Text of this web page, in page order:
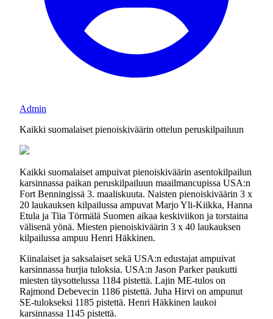
Admin
Kaikki suomalaiset pienoiskiväärin ottelun peruskilpailuun
Kaikki suomalaiset ampuivat pienoiskiväärin asentokilpailun
karsinnassa paikan peruskilpailuun maailmancupissa USA:n
Fort Benningissä 3. maaliskuuta. Naisten pienoiskiväärin 3 x
20 laukauksen kilpailussa ampuvat Marjo Yli-Kiikka, Hanna
Etula ja Tiia Törmälä Suomen aikaa keskiviikon ja torstaina
välisenä yönä. Miesten pienoiskiväärin 3 x 40 laukauksen
kilpailussa ampuu Henri Häkkinen.
Kiinalaiset ja saksalaiset sekä USA:n edustajat ampuivat
karsinnassa hurjia tuloksia. USA:n Jason Parker paukutti
miesten täysottelussa 1184 pistettä. Lajin ME-tulos on
Rajmond Debevecin 1186 pistettä. Juha Hirvi on ampunut
SE-tulokseksi 1185 pistettä. Henri Häkkinen laukoi
karsinnassa 1145 pistettä.